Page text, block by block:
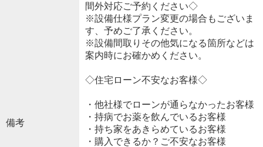
備考
間外対応ご予約ください◇
※設備仕様プラン変更の場合もございま
す、予めご了承ください。
※設備間取りその他気になる箇所などは
案内時にお確かめください。
◇住宅ローン不安なお客様◇
・他社様でローンが通らなかったお客様
・持病でお薬を飲んでいるお客様
・持ち家をあきらめているお客様
・購入できるか？ご不安なお客様